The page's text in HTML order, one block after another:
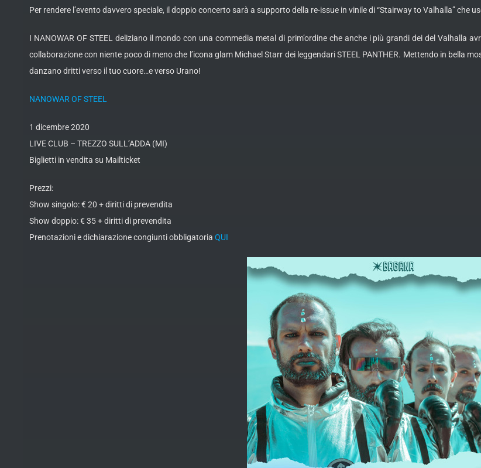
Per rendere l’evento davvero speciale, il doppio concerto sarà a supporto della re-issue in vinile di “Stairway to Valhalla” che
I NANOWAR OF STEEL deliziano il mondo con una commedia metal di prim’ordine che anche i più grandi dei del Valhalla
collaborazione con niente poco di meno che l’icona glam Michael Starr dei leggendari STEEL PANTHER. Mettendo in bella
danzano dritti verso il tuo cuore…e verso Urano!
NANOWAR OF STEEL
1 dicembre 2020
LIVE CLUB – TREZZO SULL’ADDA (MI)
Biglietti in vendita su Mailticket
Prezzi:
Show singolo: € 20 + diritti di prevendita
Show doppio: € 35 + diritti di prevendita
Prenotazioni e dichiarazione congiunti obbligatoria QUI